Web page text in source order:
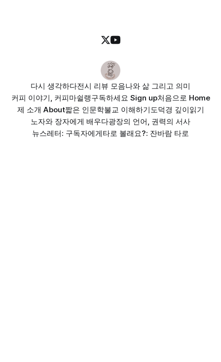
다시 생각하다전시 리뷰 모음나와 삶 그리고 의미
커피 이야기, 커피마쉴랭구독하세요 Sign up처음으로 Home
제 소개 About짧은 인문학불교 이해하기도덕경 깊이읽기
노자와 장자에게 배우다광장의 언어, 권력의 서사
뉴스레터: 구독자에게타로 볼래요?: 잔바람 타로